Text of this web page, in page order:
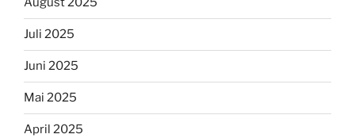
Juli 2025
Juni 2025
Mai 2025
April 2025